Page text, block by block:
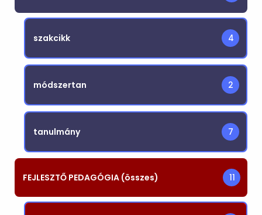
szakcikk 4
módszertan 2
tanulmány 7
FEJLESZTŐ PEDAGÓGIA (összes) 11